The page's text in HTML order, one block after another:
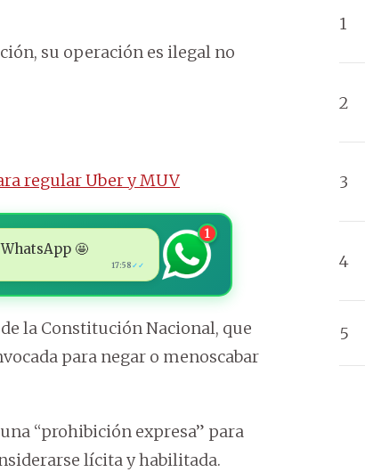
su operación es ilegal no
regular Uber y MUV
🤩
17:58 ✓✓
1
la Constitución Nacional, que
para negar o menoscabar
“prohibición expresa” para
lícita y habilitada.